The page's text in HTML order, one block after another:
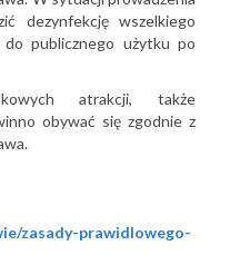
dezynfekcję wszelkiego
do publicznego użytku po
atrakcji, także
obywać się zgodnie z
zasady-prawidlowego-